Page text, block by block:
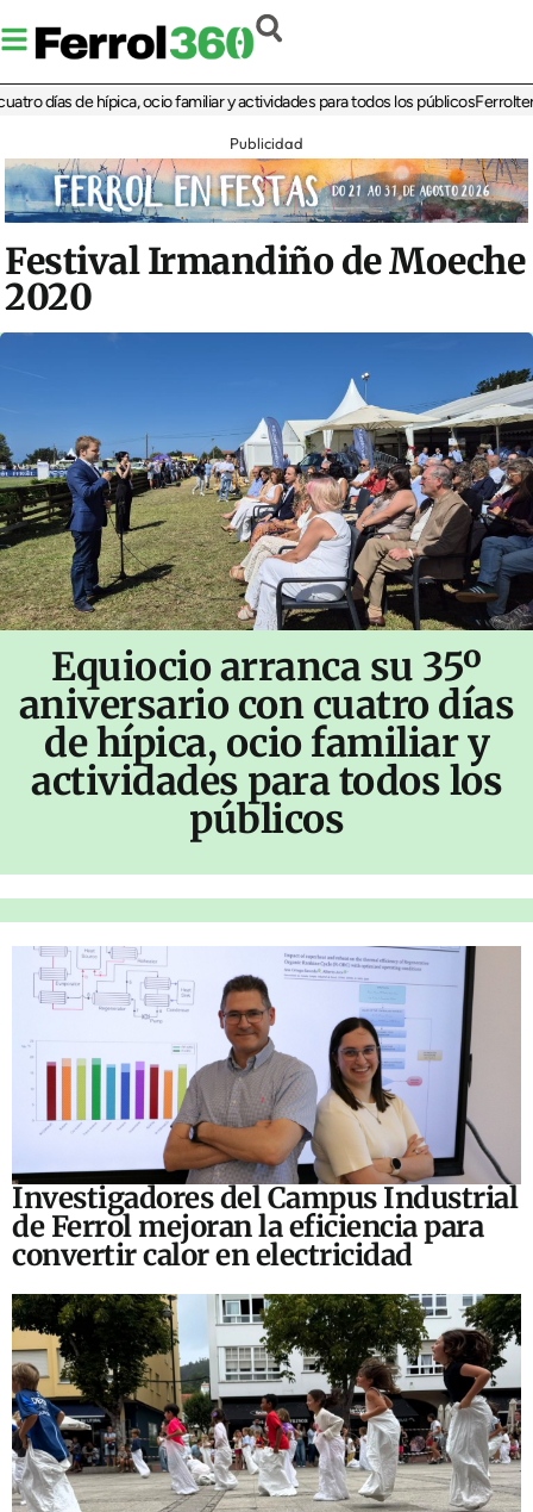
de hípica, ocio familiar y actividades para todos los públicosFerrolterra
Publicidad
Festival Irmandiño de Moeche
2020
Equiocio arranca su 35º
aniversario con cuatro días
de hípica, ocio familiar y
actividades para todos los
públicos
Investigadores del Campus Industrial
de Ferrol mejoran la eficiencia para
convertir calor en electricidad